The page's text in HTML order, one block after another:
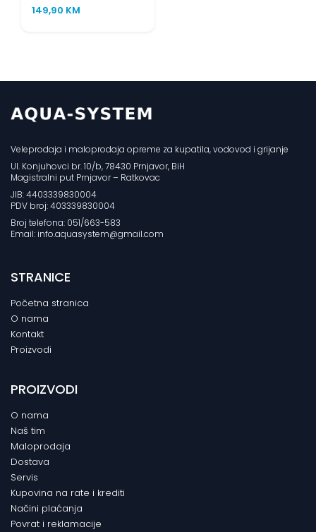
149,90 KM
Veleprodaja i maloprodaja opreme za kupatila, vodovod i grijanje
Ul. Konjuhovci br. 10/b, 78430 Prnjavor, BiH
Magistralni put Prnjavor – Ratkovac
JIB: 4403339830004
PDV broj: 403339830004
Broj telefona: 051/663-583
Email: info.aquasystem@gmail.com
STRANICE
Početna stranica
O nama
Kontakt
Proizvodi
PROIZVODI
O nama
Naš tim
Maloprodaja
Dostava
Servis
Kupovina na rate i krediti
Načini plaćanja
Povrat i reklamacije